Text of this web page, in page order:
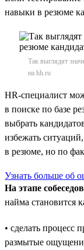
навыки в резюме
Так выглядят
на hh.ru
HR-специалист
в поиске по базе
выбрать
избежать
в резюме, но по
Узнать больше об
На этапе
найма становится
• сделать процесс
размытые